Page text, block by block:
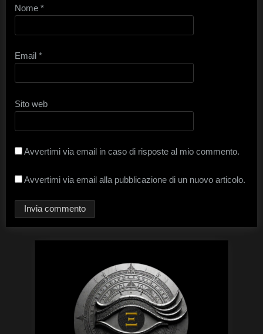
Nome *
Email *
Sito web
Avvertimi via email in caso di risposte al mio commento.
Avvertimi via email alla pubblicazione di un nuovo articolo.